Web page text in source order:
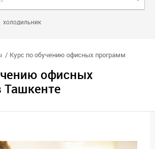
холодильник
Курс по обучению офисных программ
офисных
Ташкенте